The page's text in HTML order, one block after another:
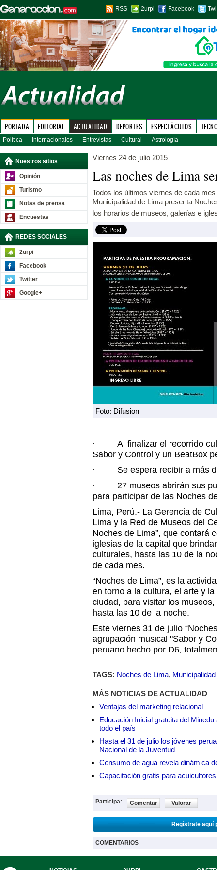
RSS 2urpi Facebook
PORTADA EDITORIAL ACTUALIDAD DEPORTES ESPECTÁCULOS
Política Internacionales Entrevistas Cultural Astrología
Nuestros sitios
Opinión
Turismo
Notas de prensa
Encuestas
REDES SOCIALES
2urpi
Facebook
Twitter
Google+
Viernes 24 de julio 2015
Las noches de Lima
Todos los últimos viernes de cada
Municipalidad de Lima presenta
los horarios de museos, galerías e
Foto: Difusion
· Al finalizar el recorrido
Sabor y Control y un BeatBox
· Se espera recibir a más
· 27 museos abrirán sus
para participar de las Noches
Lima, Perú.- La Gerencia de
Lima y la Red de Museos del
Noches de Lima”, que contará
iglesias de la capital que
culturales, hasta las 10 de la
de cada mes.
“Noches de Lima”, es la
en torno a la cultura, el arte y
ciudad, para visitar los
hasta las 10 de la noche.
Este viernes 31 de julio
agrupación musical "Sabor y
peruano hecho por D6,
TAGS: Noches de Lima,
MÁS NOTICIAS DE ACTUALIDAD
Ventajas del marketing relacional
Educación Inicial gratuita del
todo el país
Hasta el 31 de julio los jóvenes
Nacional de la Juventud
Consumo de agua revela dinámica
Capacitación gratis para
Participa: Comentar Valorar
Regístrate aquí
COMENTARIOS